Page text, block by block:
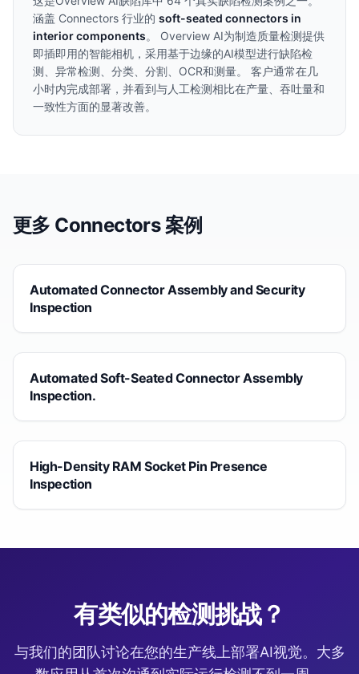
涵盖 Connectors 行业的 soft-seated connectors in
interior components。 Overview AI为制造质量检测提供
即插即用的智能相机，采用基于边缘的AI模型进行缺陷检
测、异常检测、分类、分割、OCR和测量。 客户通常在几
小时内完成部署，并看到与人工检测相比在产量、吞吐量和
一致性方面的显著改善。
更多 Connectors案例
Automated Connector Assembly and Security
Inspection
Automated Soft-Seated Connector Assembly
Inspection.
High-Density RAM Socket Pin Presence
Inspection
有类似的检测挑战？
与我们的团队讨论在您的生产线上部署AI视觉。大多